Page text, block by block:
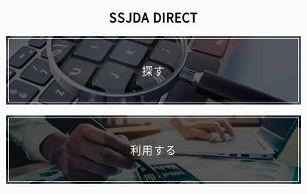
SSJDA DIRECT
探す
利用する